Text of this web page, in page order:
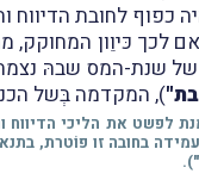
כפוף לחובת הדיווח
לכך כּיוֵון המחוקק,
), המקדמה בְּשל הכנסות-חוץ
לפשט את הליכי הדיווח
בחובה זו פוֹטרת,
).